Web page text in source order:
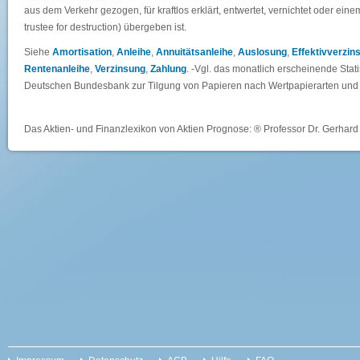
aus dem Verkehr gezogen, für kraftlos erklärt, entwertet, vernichtet oder
trustee for destruction) übergeben ist.
Siehe Amortisation, Anleihe, Annuitätsanleihe, Auslosung,
Rentenanleihe, Verzinsung, Zahlung. -Vgl. das monatlich erscheinende
Deutschen Bundesbank zur Tilgung von Papieren nach Wertpapierarten
Das Aktien- und Finanzlexikon von Aktien Prognose: ® Professor Dr.